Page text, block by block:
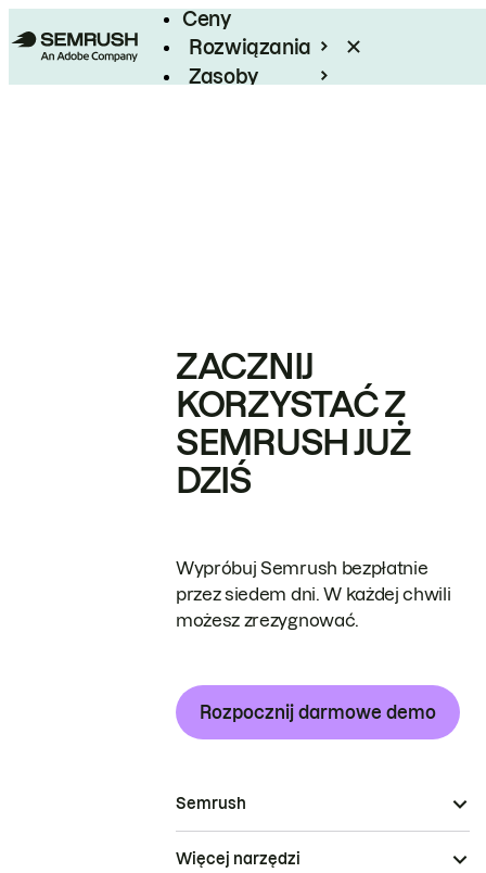
Ceny
Rozwiązania
Zasoby
ZACZNIJ
KORZYSTAĆ Z
SEMRUSH JUŻ
DZIŚ
Wypróbuj Semrush bezpłatnie
przez siedem dni. W każdej chwili
możesz zrezygnować.
Rozpocznij darmowe demo
Semrush
Więcej narzędzi